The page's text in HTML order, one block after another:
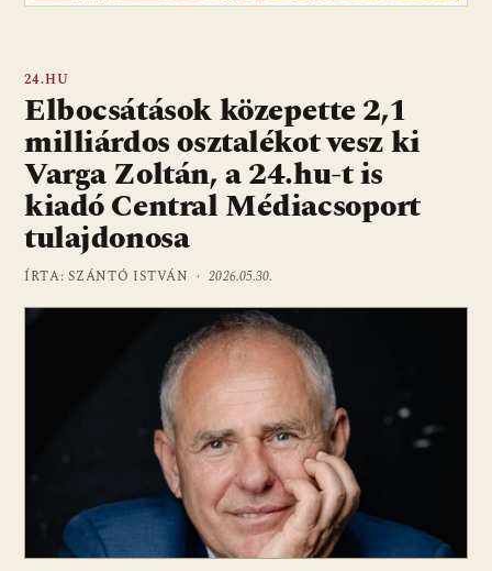
24.HU
Elbocsátások közepette 2,1
milliárdos osztalékot vesz ki
Varga Zoltán, a 24.hu-t is
kiadó Central Médiacsoport
tulajdonosa
ÍRTA: SZÁNTÓ ISTVÁN ·2026.05.30.